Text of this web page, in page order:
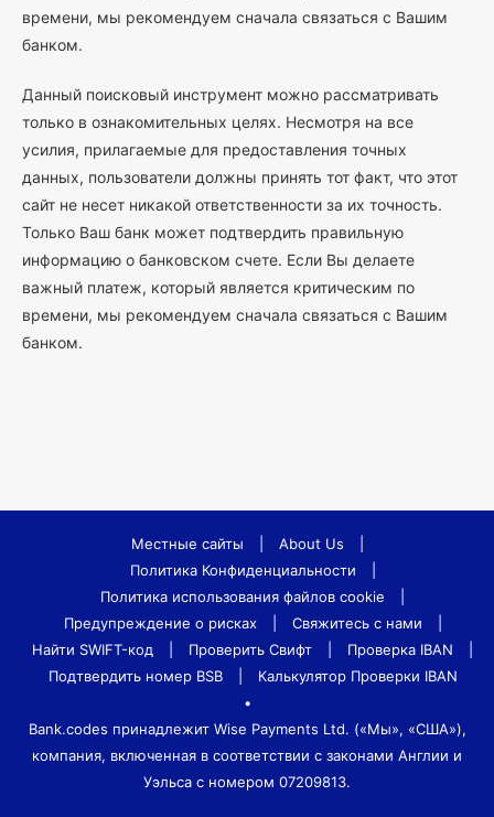
времени, мы рекомендуем сначала связаться с Вашим
банком.
Данный поисковый инструмент можно рассматривать
только в ознакомительных целях. Несмотря на все
усилия, прилагаемые для предоставления точных
данных, пользователи должны принять тот факт, что этот
сайт не несет никакой ответственности за их точность.
Только Ваш банк может подтвердить правильную
информацию о банковском счете. Если Вы делаете
важный платеж, который является критическим по
времени, мы рекомендуем сначала связаться с Вашим
банком.
Местные сайты About Us
Политика Конфиденциальности
Политика использования файлов cookie
Предупреждение о рисках
Свяжитесь с нами
Найти SWIFT-код
Проверить Свифт Проверка IBAN
Подтвердить номер BSB
Калькулятор Проверки IBAN
•
Bank.codes принадлежит Wise Payments Ltd. («Мы», «США»),
компания, включенная в соответствии с законами Англии и
Уэльса с номером 07209813.